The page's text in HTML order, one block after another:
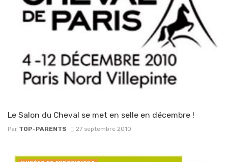
Le Salon du Cheval se met en selle en décembre !
Par TOP-PARENTS 27 septembre 2010